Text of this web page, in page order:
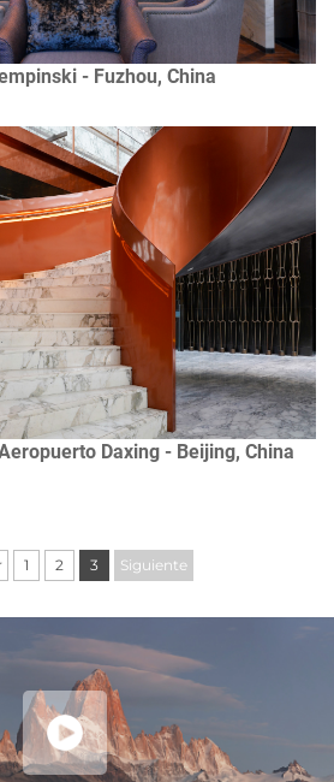
- Fuzhou, China
Daxing - Beijing, China
1 2 3 Siguiente